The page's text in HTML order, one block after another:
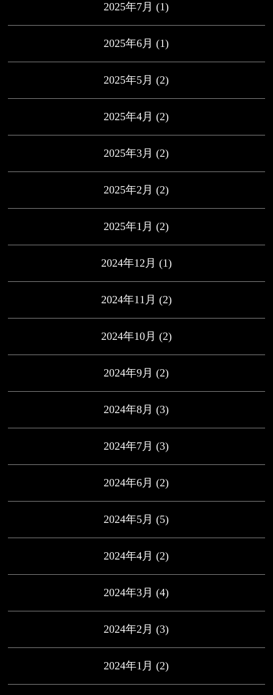
2025年7月 (1)
2025年6月 (1)
2025年5月 (2)
2025年4月 (2)
2025年3月 (2)
2025年2月 (2)
2025年1月 (2)
2024年12月 (1)
2024年11月 (2)
2024年10月 (2)
2024年9月 (2)
2024年8月 (3)
2024年7月 (3)
2024年6月 (2)
2024年5月 (5)
2024年4月 (2)
2024年3月 (4)
2024年2月 (3)
2024年1月 (2)